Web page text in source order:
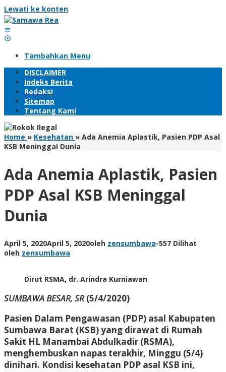
Lewati ke konten
Tambahkan Menu
DISCLAIMER
Indeks Berita
Redaksi
Sitemap
Tentang Kami
Home » Kesehatan » Ada Anemia Aplastik, Pasien PDP Asal
KSB Meninggal Dunia
Ada Anemia Aplastik, Pasien
PDP Asal KSB Meninggal
Dunia
April 5, 2020April 5, 2020oleh zensumbawa-557 Dilihat
oleh zensumbawa
Dirut RSMA, dr. Arindra Kurniawan
SUMBAWA BESAR, SR(5/4/2020)
Pasien Dalam Pengawasan (PDP) asal Kabupaten
Sumbawa Barat (KSB) yang dirawat di Rumah
Sakit HL Manambai Abdulkadir (RSMA),
menghembuskan napas terakhir, Minggu (5/4)
dinihari. Kondisi kesehatan PDP asal KSB ini,